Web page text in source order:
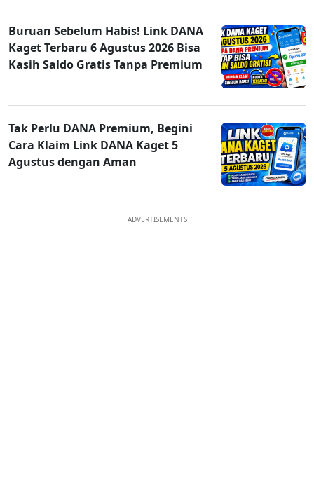
Buruan Sebelum Habis! Link DANA
Kaget Terbaru 6 Agustus 2026 Bisa
Kasih Saldo Gratis Tanpa Premium
Tak Perlu DANA Premium, Begini
Cara Klaim Link DANA Kaget 5
Agustus dengan Aman
ADVERTISEMENTS